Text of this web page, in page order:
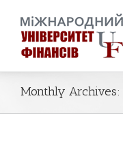
Monthly Archives: